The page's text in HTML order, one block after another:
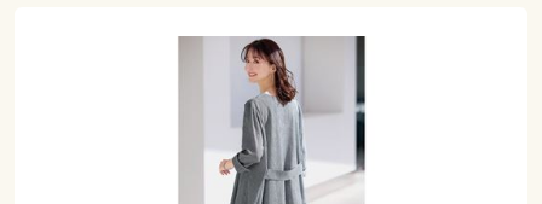
キッチン・雑貨・日用品
カーテン・ラグ・ファブリック
美容・健康通販すべて
大きいサイズ通販すべて
カーテン・ラグ・ファブリック
ジュニア・ティーンズ下着
大きいサイズ レディース服